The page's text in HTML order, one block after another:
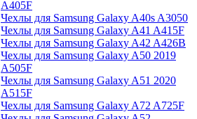
A405F
Чехлы для Samsung Galaxy A40s A3050
Чехлы для Samsung Galaxy A41 A415F
Чехлы для Samsung Galaxy A42 A426B
Чехлы для Samsung Galaxy A50 2019
A505F
Чехлы для Samsung Galaxy A51 2020
A515F
Чехлы для Samsung Galaxy A72 A725F